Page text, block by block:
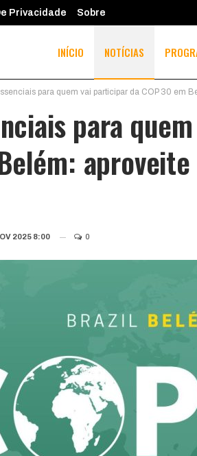
Privacidade Sobre
INÍCIO NOTÍCIAS
para quem vai participar da COP 30 em
para
2025 8:00 0